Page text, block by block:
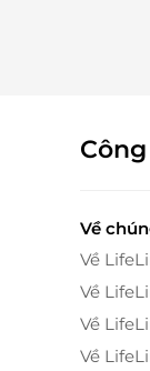
Avana
theo
Về
Về
Về
Về
Về